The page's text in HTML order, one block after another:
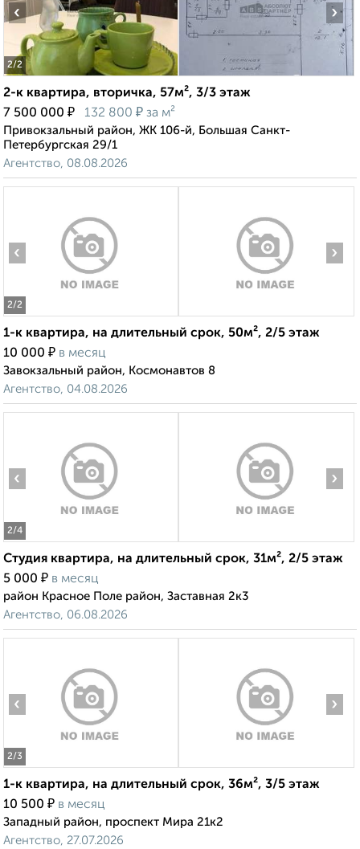
2/2
‹ ›
2-к квартира, вторичка, 57м², 3/3 этаж
7 500 000 ₽ 132 800 ₽ за м²
Привокзальный район, ЖК 106-й, Большая Санкт-
Петербургская 29/1
Агентство, 08.08.2026
2/2
‹ ›
1-к квартира, на длительный срок, 50м², 2/5 этаж
10 000 ₽ в месяц
Завокзальный район, Космонавтов 8
Агентство, 04.08.2026
2/4
‹ ›
Студия квартира, на длительный срок, 31м², 2/5 этаж
5 000 ₽ в месяц
район Красное Поле район, Заставная 2к3
Агентство, 06.08.2026
2/3
‹ ›
1-к квартира, на длительный срок, 36м², 3/5 этаж
10 500 ₽ в месяц
Западный район, проспект Мира 21к2
Агентство, 27.07.2026